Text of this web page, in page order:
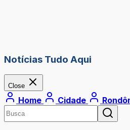
Notícias Tudo Aqui
Close
Home Cidade